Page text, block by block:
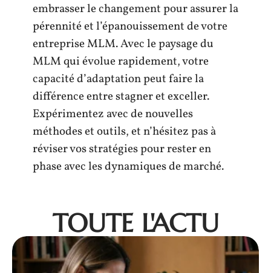
embrasser le changement pour assurer la
pérennité et l’épanouissement de votre
entreprise MLM. Avec le paysage du
MLM qui évolue rapidement, votre
capacité d’adaptation peut faire la
différence entre stagner et exceller.
Expérimentez avec de nouvelles
méthodes et outils, et n’hésitez pas à
réviser vos stratégies pour rester en
phase avec les dynamiques de marché.
TOUTE L'ACTU